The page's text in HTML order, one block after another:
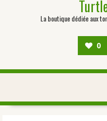
La boutique dédiée aux
0